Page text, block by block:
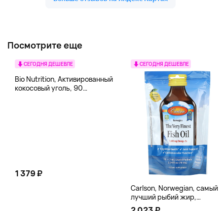
Посмотрите еще
СЕГОДНЯ ДЕШЕВЛЕ
Bio Nutrition, Активированный
кокосовый уголь, 90
1 379 ₽
СЕГОДНЯ ДЕШЕВЛЕ
Carlson, Norwegian, самый
лучший рыбий жир,
натуральный лимон, 15